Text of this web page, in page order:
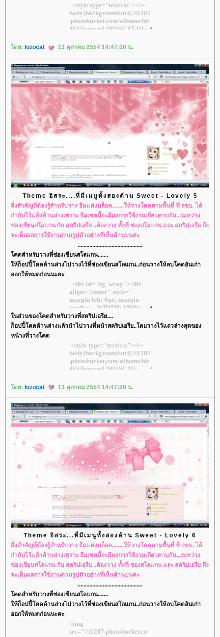
ดย: lozocat 13 ตุลาคม 2554 14:47:00 น.
Theme อิสระ....ที่มีเมนูทั้งสองด้าน Sweet - Lovely 5
สิ่งสำคัญที่ต้องรู้สำหรับวาง ธีมแต่งบล็อค........ให้วางโคดตามพื้นที่ ที่ จขบ. ได้
กำกับไว้แล้วด้านล่างเพราะ ธีมเซตนี้จะมีผลการใช้งานเกี่ยวคาบกัน...ระหว่าง
ช่องเขียนสโลแกน กับ สคริปเอรีย ..ต้องวาง ทั้งที่ ช่องสโลแกน และ สคริปเอรีย ถึง
จะเห็นผลการใช้งานตามรูปตัวอย่างที่เห็นด้านบนค่ะ
............................................
คดสำหรับวางที่ช่องเขียนสโลแกน.......
ห้ก็อปปี้โคดด้านล่างไปวางไว้ที่ช่องเขียนสโลแกน..ก่อนวางให้ลบโคดอันเก่า
ออกให้หมดก่อนนะคะ
นส่วนของโคดสำหรับวางที่สคริปเอรีย....
ก็อปปี้โคดด้านล่างแล้วนำไปวางที่หน้าสคริปเอรีย..โดยวางไว้แถวล่างสุดของ
หน้างที่วางโคด
ดย: lozocat 13 ตุลาคม 2554 14:47:20 น.
Theme อิสระ...ที่มีเมนูทั้งสองด้าน Sweet - Lovely 6
สิ่งสำคัญที่ต้องรู้สำหรับวาง ธีมแต่งบล็อค........ให้วางโคดตามพื้นที่ ที่ จขบ. ได้
กำกับไว้แล้วด้านล่างเพราะ ธีมเซตนี้จะมีผลการใช้งานเกี่ยวคาบกัน...ระหว่าง
ช่องเขียนสโลแกน กับ สคริปเอรีย ..ต้องวาง ทั้งที่ ช่องสโลแกน และ สคริปเอรีย ถึง
จะเห็นผลการใช้งานตามรูปตัวอย่างที่เห็นด้านบนค่ะ
............................................
คดสำหรับวางที่ช่องเขียนสโลแกน.......
ห้ก็อปปี้โคดด้านล่างไปวางไว้ที่ช่องเขียนสโลแกน..ก่อนวางให้ลบโคดอันเก่า
ออกให้หมดก่อนนะคะ